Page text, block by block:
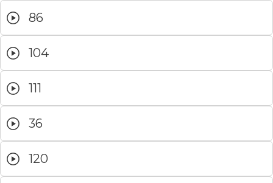
86
104
111
36
120